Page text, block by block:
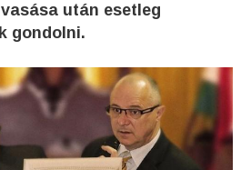
után esetleg
gondolni.